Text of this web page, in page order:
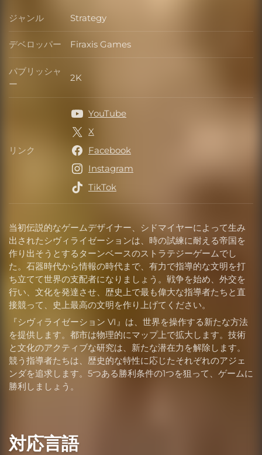
当初伝説的なゲームデザイナー、シドマイヤーによって生み
出されたシヴィライゼーションは、時の試練に耐える帝国を
作り出そうとするターンベースのストラテジーゲームでし
た。石器時代から情報の時代まで、有力で指導的な文明を打
ち立てて世界の支配者になりましょう。戦争を始め、外交を
行い、文化を発達させ、歴史上で最も偉大な指導者たちと直
接競って、史上最高の文明を作り上げてください。
『シヴィライゼーション VI』は、世界を操作する新たな方法
を提供します。都市は物理的にマップ上で拡大します。技術
と文化のアクティブな研究は、新たな潜在力を解除します。
競う指導者たちは、歴史的な特性に応じたそれぞれのアジェ
ンダを追求します。5つある勝利条件の1つを狙って、ゲームに
勝利しましょう。
ジャンル ジャンル
Strategy
デベロッパー デベロッパー
Firaxis Games
パブリッシャ
ー
パブリッシャー
2K
リンク リンク
YouTube
X
Facebook
Instagram
TikTok
対応言語